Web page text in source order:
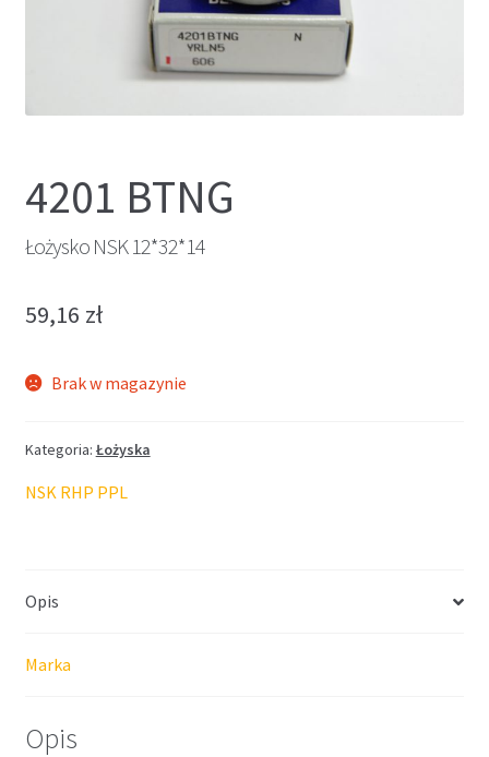
4201 BTNG
Łożysko NSK 12*32*14
59,16 zł
Brak w magazynie
Kategoria: Łożyska
NSK RHP PPL
Opis
Marka
Opis